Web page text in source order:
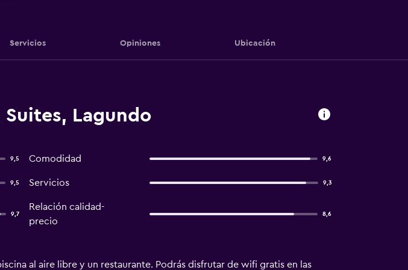
Servicios Opiniones Ubicación
Suites, Lagundo
9,5 Comodidad 9,6
9,5 Servicios 9,3
9,7
Relación calidad-
precio
8,6
al aire libre y un restaurante. Podrás disfrutar de wifi gratis en las